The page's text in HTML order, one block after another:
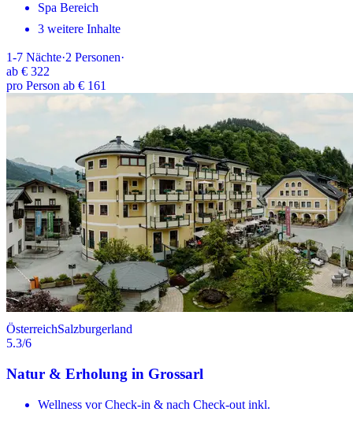
Spa Bereich
3 weitere Inhalte
1-7 Nächte·2 Personen·
ab € 322
pro Person ab € 161
ÖsterreichSalzburgerland
5.3/6
Natur & Erholung in Grossarl
Wellness vor Check-in & nach Check-out inkl.